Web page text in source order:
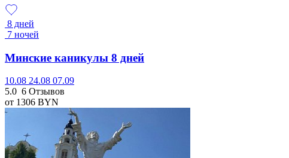
8 дней
7 ночей
Минские каникулы 8 дней
10.08 24.08 07.09
5.0 6 Отзывов
от 1306 BYN